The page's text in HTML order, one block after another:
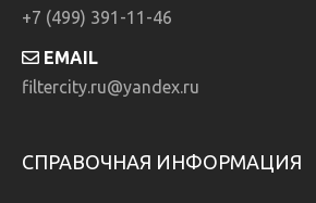
+7 (499) 391-11-46
EMAIL
filtercity.ru@yandex.ru
СПРАВОЧНАЯ ИНФОРМАЦИЯ